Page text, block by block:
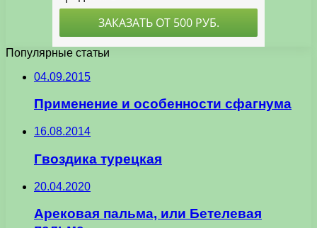
Популярные статьи
04.09.2015
Применение и особенности сфагнума
16.08.2014
Гвоздика турецкая
20.04.2020
Арековая пальма, или Бетелевая